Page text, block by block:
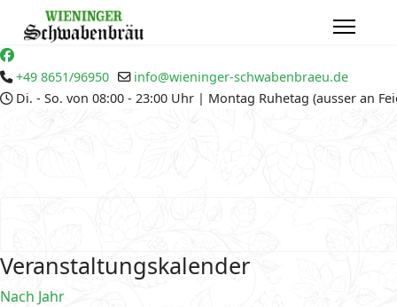
+49 8651/96950
info@wieninger-schwabenbraeu.de
Di. - So. von 08:00 - 23:00 Uhr | Montag Ruhetag (ausser an
Veranstaltungskalender
Nach Jahr